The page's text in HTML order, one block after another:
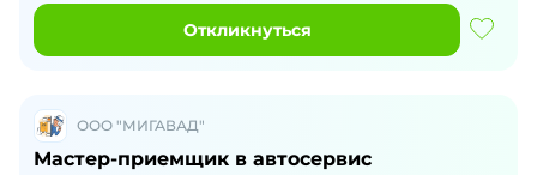
Откликнуться
ООО "МИГАВАД"
Мастер-приемщик в автосервис